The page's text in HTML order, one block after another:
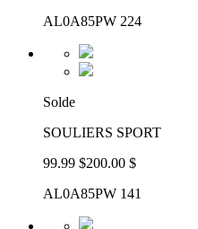
AL0A85PW 224
Solde
SOULIERS SPORT
99.99 $200.00 $
AL0A85PW 141